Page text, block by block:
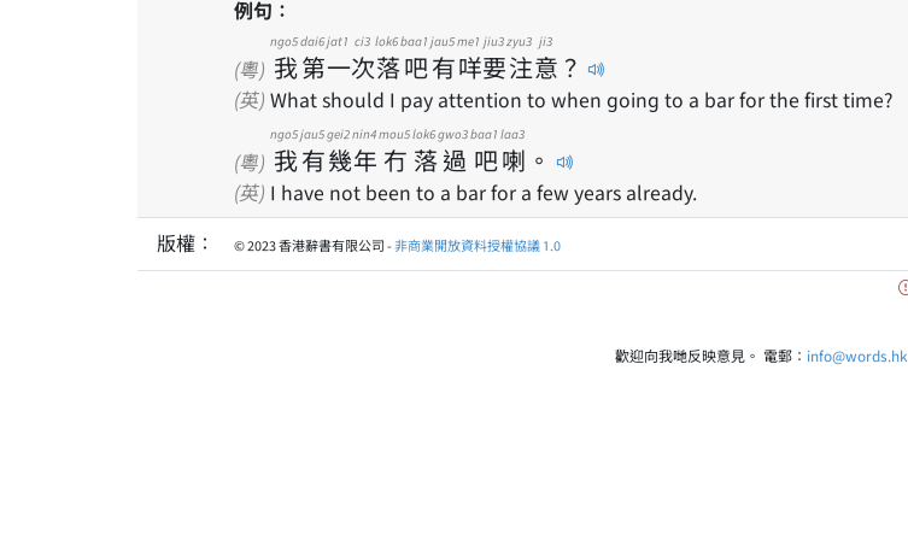
例句：
(粵) 我
ngo5
第
dai6
一
jat1
次
ci3
落
lok6
吧
baa1
有
jau5
咩
me1
要
jiu3
注
zyu3
意
ji3
？
(英) What should I pay attention to when going to a bar for the first time?
(粵) 我
ngo5
有
jau5
幾
gei2
年
nin4
冇
mou5
落
lok6
過
gwo3
吧
baa1
喇
laa3
。
(英) I have not been to a bar for a few years already.
版權：
© 2023 香港辭書有限公司 -非商業開放資料授權協議 1.0
歡迎向我哋反映意見。 電郵： info@words.hk